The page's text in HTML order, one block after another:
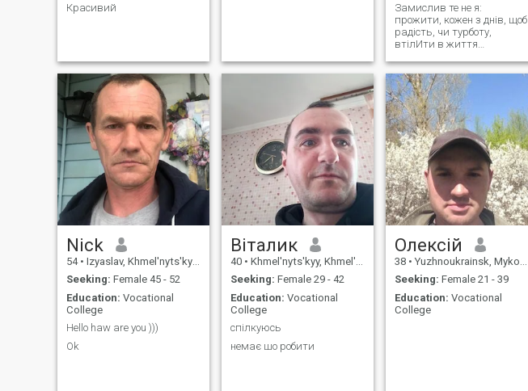
Красивий
Замислив те не я:
прожити, кожен з днів, щоб
радість, чи турботу,
втілИти в життя
щастило всім (бо кожен
спокутує провину буттям)..
Nick
54 • Izyaslav, Khmel'nyts'kyy, Ukraine
Seeking: Female 45 - 52
Education: Vocational
College
Hello haw are you )))
Ok
Віталик
40 • Khmel'nyts'kyy, Khmel'nyts'kyy, Ukraine
Seeking: Female 29 - 42
Education: Vocational
College
спілкуюсь
немає шо робити
Олексій
38 • Yuzhnoukrainsk, Mykolayiv, Ukraine
Seeking: Female 21 - 39
Education: Vocational
College